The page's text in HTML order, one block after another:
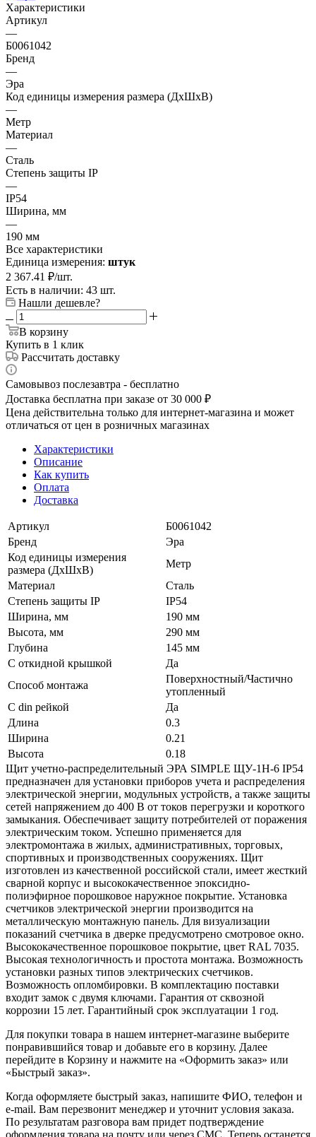
Характеристики
Артикул
—
Б0061042
Бренд
—
Эра
Код единицы измерения размера (ДхШхВ)
—
Метр
Материал
—
Сталь
Степень защиты IP
—
IP54
Ширина, мм
—
190 мм
Все характеристики
Единица измерения: штук
2 367.41 ₽/шт.
Есть в наличии: 43 шт.
Нашли дешевле?
В корзину
Купить в 1 клик
Рассчитать доставку
Самовывоз послезавтра - бесплатно
Доставка бесплатна при заказе от 30 000 ₽
Цена действительна только для интернет-магазина и может
отличаться от цен в розничных магазинах
Характеристики
Описание
Как купить
Оплата
Доставка
Артикул
Б0061042
Бренд
Эра
Код единицы измерения
размера (ДхШхВ)
Метр
Материал
Сталь
Степень защиты IP
IP54
Ширина, мм
190 мм
Высота, мм
290 мм
Глубина
145 мм
С откидной крышкой
Да
Способ монтажа
Поверхностный/Частично
утопленный
С din рейкой
Да
Длина
0.3
Ширина
0.21
Высота
0.18
Щит учетно-распределительный ЭРА SIMPLE ЩУ-1Н-6 IP54
предназначен для установки приборов учета и распределения
электрической энергии, модульных устройств, а также защиты
сетей напряжением до 400 В от токов перегрузки и короткого
замыкания. Обеспечивает защиту потребителей от поражения
электрическим током. Успешно применяется для
электромонтажа в жилых, административных, торговых,
спортивных и производственных сооружениях. Щит
изготовлен из качественной российской стали, имеет жесткий
сварной корпус и высококачественное эпоксидно-
полиэфирное порошковое наружное покрытие. Установка
счетчиков электрической энергии производится на
металлическую монтажную панель. Для визуализации
показаний счетчика в дверке предусмотрено смотровое окно.
Высококачественное порошковое покрытие, цвет RAL 7035.
Высокая технологичность и простота монтажа. Возможность
установки разных типов электрических счетчиков.
Возможность опломбировки. В комплектацию поставки
входит замок с двумя ключами. Гарантия от сквозной
коррозии 15 лет. Гарантийный срок эксплуатации 1 год.
Для покупки товара в нашем интернет-магазине выберите
понравившийся товар и добавьте его в корзину. Далее
перейдите в Корзину и нажмите на «Оформить заказ» или
«Быстрый заказ».
Когда оформляете быстрый заказ, напишите ФИО, телефон и
e-mail. Вам перезвонит менеджер и уточнит условия заказа.
По результатам разговора вам придет подтверждение
оформления товара на почту или через СМС. Теперь останется